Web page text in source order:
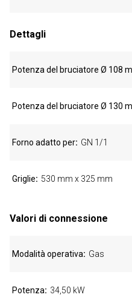
Dettagli
Potenza del bruciatore Ø 108
Potenza del bruciatore Ø 130
Forno adatto per GN 1/1
Griglie 530 mm x 325 mm
Valori di connessione
Modalità operativa Gas
Potenza 34,50 kW